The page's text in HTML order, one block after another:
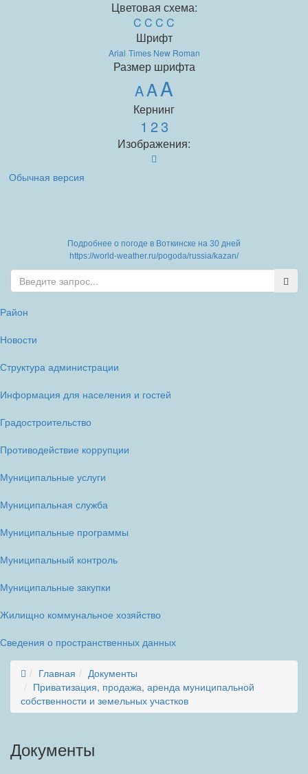
Цветовая схема:
C C C C
Шрифт
Arial Times New Roman
Размер шрифта
AAA
Кернинг
1 23
Изображения:
Обычная версия
Подробнее о погоде в Воткинске на 30 дней
https://world-weather.ru/pogoda/russia/kazan/
Район
Новости
Структура администрации
Информация для населения и гостей
Градостроительство
Противодействие коррупции
Муниципальные услуги
Муниципальная служба
Муниципальные программы
Муниципальный контроль
Муниципальные закупки
Жилищно коммунальное хозяйство
Сведения о пространственных данных
Главная
Документы
Приватизация, продажа, аренда муниципальной
собственности и земельных участков
Документы